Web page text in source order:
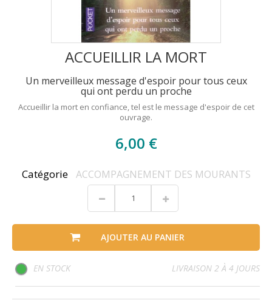
ACCUEILLIR LA MORT
Un merveilleux message d'espoir pour tous ceux
qui ont perdu un proche
Accueillir la mort en confiance, tel est le message d'espoir de cet
ouvrage.
6,00 €
Catégorie ACCOMPAGNEMENT DES MOURANTS
AJOUTER AU PANIER
EN STOCK LIVRAISON 2 À 4 JOURS